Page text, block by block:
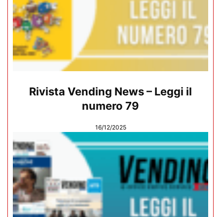
Rivista Vending News – Leggi il
numero 79
16/12/2025